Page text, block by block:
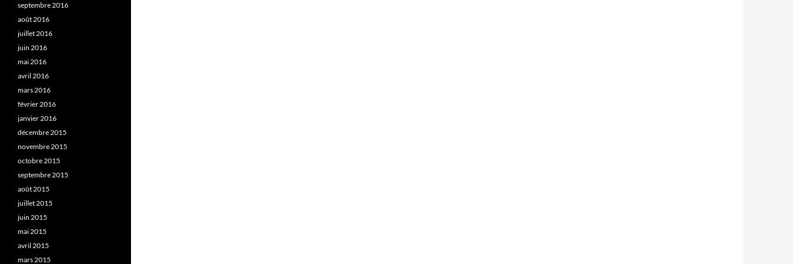
septembre 2016
août 2016
juillet 2016
juin 2016
mai 2016
avril 2016
mars 2016
février 2016
janvier 2016
décembre 2015
novembre 2015
octobre 2015
septembre 2015
août 2015
juillet 2015
juin 2015
mai 2015
avril 2015
mars 2015